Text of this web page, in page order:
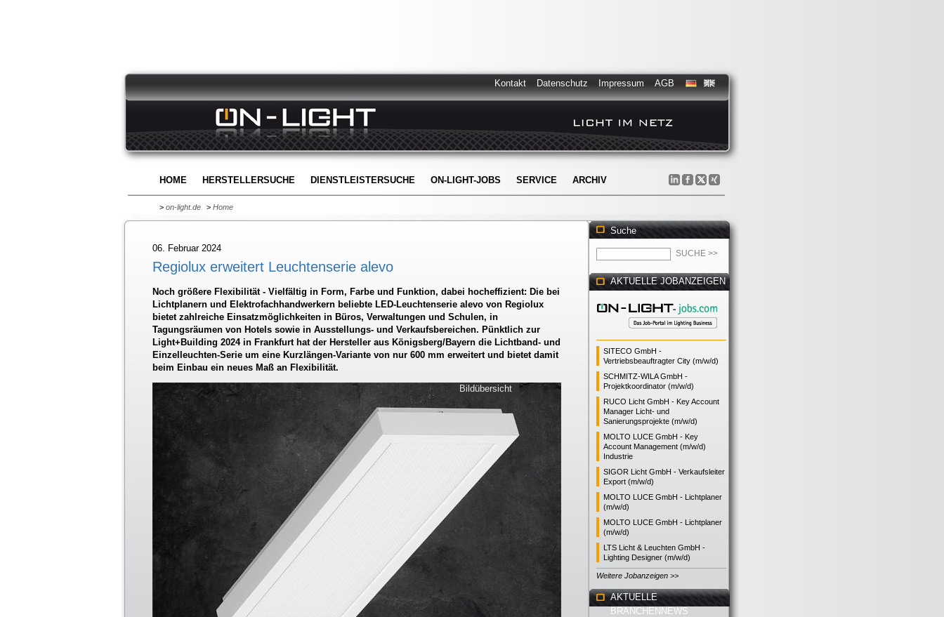
Kontakt Datenschutz Impressum AGB
HOME HERSTELLERSUCHE DIENSTLEISTERSUCHE ON-LIGHT-JOBS SERVICE ARCHIV
> on-light.de > Home
06. Februar 2024
Regiolux erweitert Leuchtenserie alevo
Noch größere Flexibilität - Vielfältig in Form, Farbe und Funktion, dabei hocheffizient: Die bei
Lichtplanern und Elektrofachhandwerkern beliebte LED-Leuchtenserie alevo von Regiolux
bietet zahlreiche Einsatzmöglichkeiten in Büros, Verwaltungen und Schulen, in
Tagungsräumen von Hotels sowie in Ausstellungs- und Verkaufsbereichen. Pünktlich zur
Light+Building 2024 in Frankfurt hat der Hersteller aus Königsberg/Bayern die Lichtband- und
Einzelleuchten-Serie um eine Kurzlängen-Variante von nur 600 mm erweitert und bietet damit
beim Einbau ein neues Maß an Flexibilität.
Bildübersicht
Suche
AKTUELLE JOBANZEIGEN
SITECO GmbH -
Vertriebsbeauftragter City (m/w/d)
SCHMITZ-WILA GmbH -
Projektkoordinator (m/w/d)
RUCO Licht GmbH - Key Account
Manager Licht- und
Sanierungsprojekte (m/w/d)
MOLTO LUCE GmbH - Key
Account Management (m/w/d)
Industrie
SIGOR Licht GmbH - Verkaufsleiter
Export (m/w/d)
MOLTO LUCE GmbH - Lichtplaner
(m/w/d)
MOLTO LUCE GmbH - Lichtplaner
(m/w/d)
LTS Licht & Leuchten GmbH -
Lighting Designer (m/w/d)
Weitere Jobanzeigen >>
AKTUELLE
BRANCHENNEWS